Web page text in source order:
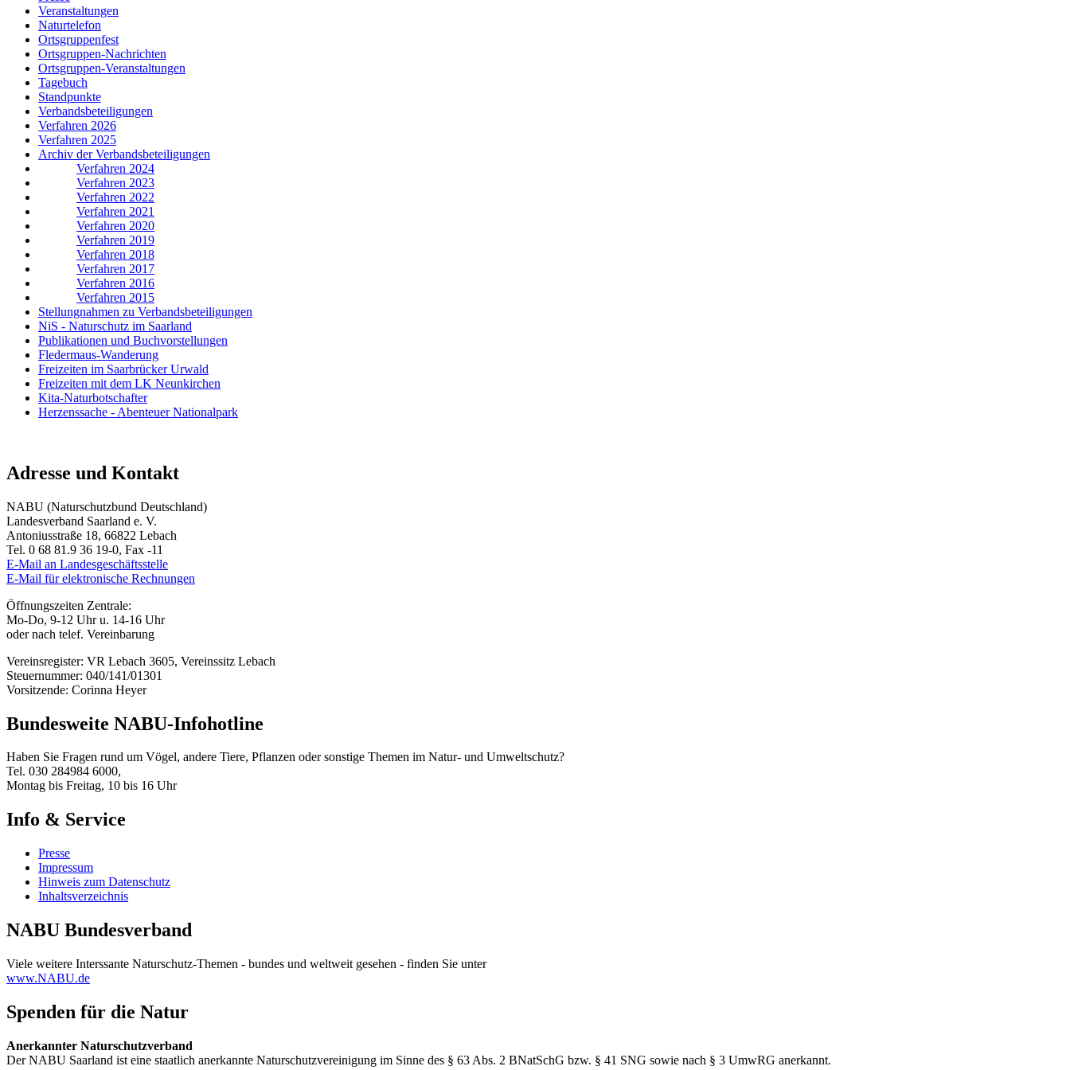
Veranstaltungen
Naturtelefon
Ortsgruppenfest
Ortsgruppen-Nachrichten
Ortsgruppen-Veranstaltungen
Tagebuch
Standpunkte
Verbandsbeteiligungen
Verfahren 2026
Verfahren 2025
Archiv der Verbandsbeteiligungen
Verfahren 2024
Verfahren 2023
Verfahren 2022
Verfahren 2021
Verfahren 2020
Verfahren 2019
Verfahren 2018
Verfahren 2017
Verfahren 2016
Verfahren 2015
Stellungnahmen zu Verbandsbeteiligungen
NiS - Naturschutz im Saarland
Publikationen und Buchvorstellungen
Fledermaus-Wanderung
Freizeiten im Saarbrücker Urwald
Freizeiten mit dem LK Neunkirchen
Kita-Naturbotschafter
Herzenssache - Abenteuer Nationalpark
Adresse und Kontakt
NABU (Naturschutzbund Deutschland)
Landesverband Saarland e. V.
Antoniusstraße 18, 66822 Lebach
Tel. 0 68 81.9 36 19-0, Fax -11
E-Mail an Landesgeschäftsstelle
E-Mail für elektronische Rechnungen
Öffnungszeiten Zentrale:
Mo-Do, 9-12 Uhr u. 14-16 Uhr
oder nach telef. Vereinbarung
Vereinsregister: VR Lebach 3605, Vereinssitz Lebach
Steuernummer: 040/141/01301
Vorsitzende: Corinna Heyer
Bundesweite NABU-Infohotline
Haben Sie Fragen rund um Vögel, andere Tiere, Pflanzen oder sonstige Themen im Natur- und Umweltschutz?
Tel. 030 284984 6000,
Montag bis Freitag, 10 bis 16 Uhr
Info & Service
Presse
Impressum
Hinweis zum Datenschutz
Inhaltsverzeichnis
NABU Bundesverband
Viele weitere Interssante Naturschutz-Themen - bundes und weltweit gesehen - finden Sie unter
www.NABU.de
Spenden für die Natur
Anerkannter Naturschutzverband
Der NABU Saarland ist eine staatlich anerkannte Naturschutzvereinigung im Sinne des § 63 Abs. 2 BNatSchG bzw. § 41 SNG sowie nach § 3 UmwRG anerkannt.